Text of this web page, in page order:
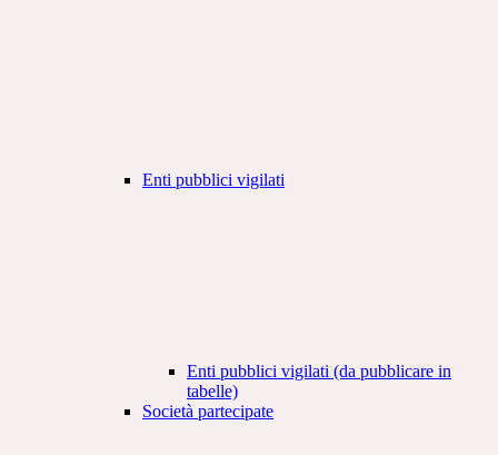
Enti pubblici vigilati
Enti pubblici vigilati (da pubblicare in
tabelle)
Società partecipate